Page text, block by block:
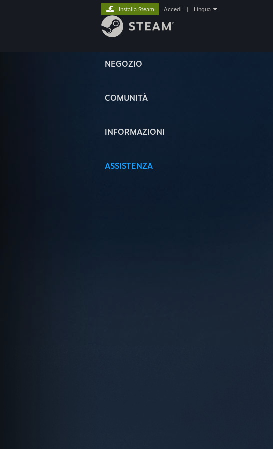
NEGOZIO
COMUNITÀ
INFORMAZIONI
ASSISTENZA
Installa Steam Accedi Lingua